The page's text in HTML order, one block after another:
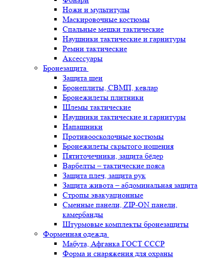
Ножи и мультитулы
Маскировочные костюмы
Спальные мешки тактические
Наушники тактические и гарнитуры
Ремни тактические
Аксессуары
Бронезащита
Защита шеи
Бронеплиты, СВМП, кевлар
Бронежилеты плитники
Шлемы тактические
Наушники тактические и гарнитуры
Напашники
Противоосколочные костюмы
Бронежилеты скрытого ношения
Пятиточечники, защита бёдер
Варбелты – тактические пояса
Защита плеч, защита рук
Защита живота – абдоминальная защита
Стропы эвакуационные
Сменные панели, ZIP-ON панели,
камербанды
Штурмовые комплекты бронезащиты
Форменная одежда
Мабута, Афганка ГОСТ СССР
Форма и снаряжения для охраны